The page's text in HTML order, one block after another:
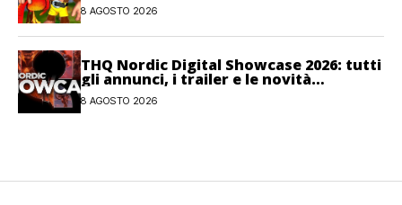
8 AGOSTO 2026
THQ Nordic Digital Showcase 2026: tutti
gli annunci, i trailer e le novità
dell’evento
8 AGOSTO 2026